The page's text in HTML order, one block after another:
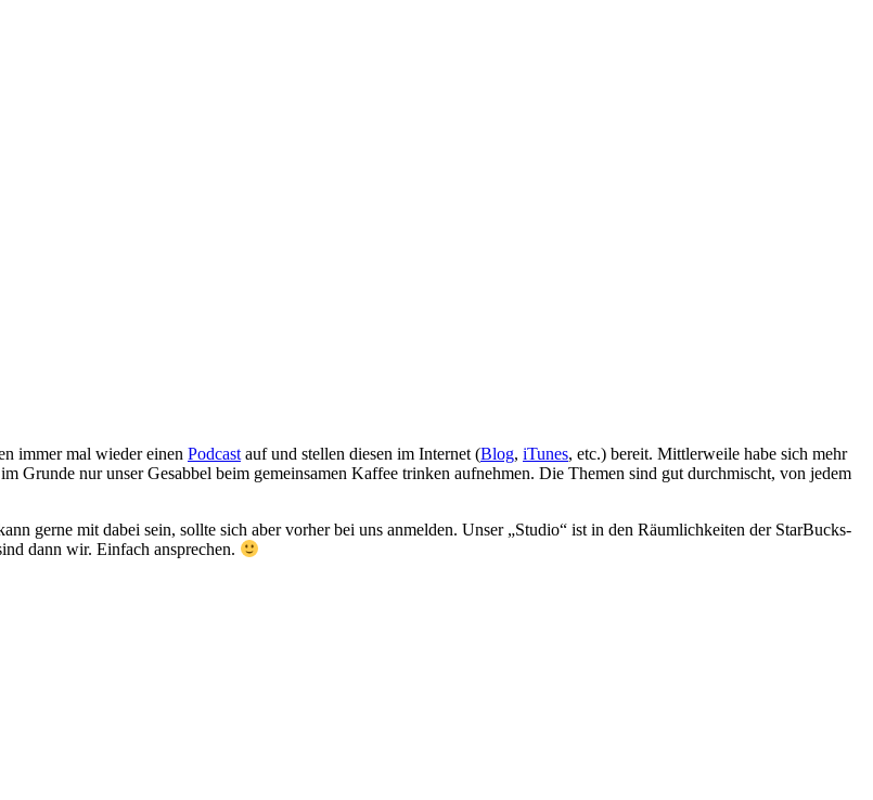
immer mal wieder einen Podcast auf und stellen diesen im Internet (Blog, iTunes, etc.) bereit. Mittlerweile habe sich mehr
Grunde nur unser Gesabbel beim gemeinsamen Kaffee trinken aufnehmen. Die Themen sind gut durchmischt, von jedem
gerne mit dabei sein, sollte sich aber vorher bei uns anmelden. Unser „Studio“ ist in den Räumlichkeiten der StarBucks-
dann wir. Einfach ansprechen.